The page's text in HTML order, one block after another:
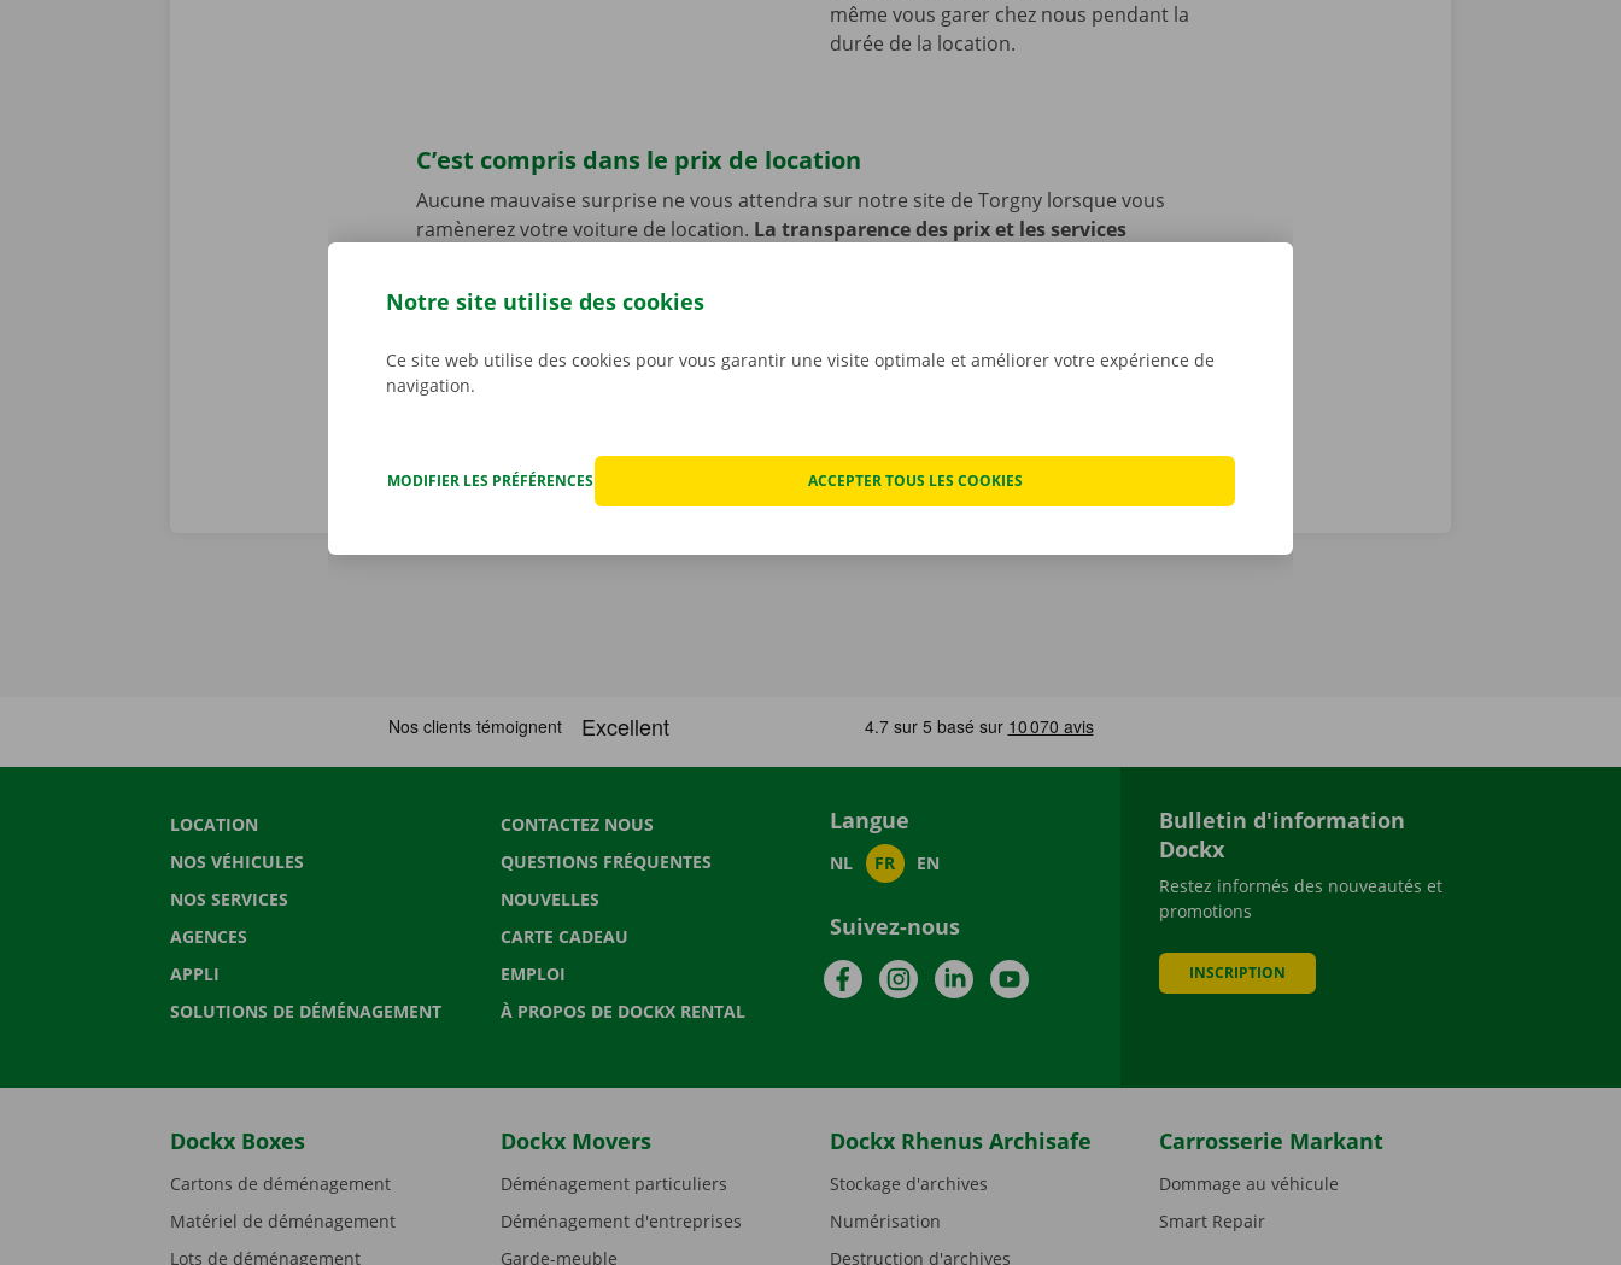
même vous garer chez nous pendant la
durée de la location.
C’est compris dans le prix de location
Aucune mauvaise surprise ne vous attendra sur notre site de Torgny lorsque vous
ramènerez votre voiture de location. La transparence des prix et les services
constatons tout éventuel dégât avant que ne partiez avec la voiture. En cas de
problème technique, vous profitez d’un service de dépannage disponible 24 h/24 et 7
LOCATION
NOS VÉHICULES
NOS SERVICES
AGENCES
APPLI
SOLUTIONS DE DÉMÉNAGEMENT
CONTACTEZ NOUS
QUESTIONS FRÉQUENTES
NOUVELLES
CARTE CADEAU
EMPLOI
À PROPOS DE DOCKX RENTAL
Langue
NL FR EN
Suivez-nous
FacebookInstagramLinkedInYouTube
Bulletin d'information
Dockx
Restez informés des nouveautés et
promotions
INSCRIPTION
Dockx Boxes
Cartons de déménagement
Matériel de déménagement
Lots de déménagement
Dockx Movers
Déménagement particuliers
Déménagement d'entreprises
Garde-meuble
Dockx Rhenus Archisafe
Stockage d'archives
Numérisation
Destruction d'archives
Carrosserie Markant
Dommage au véhicule
Smart Repair
Notre site utilise des cookies
Ce site web utilise des cookies pour vous garantir une visite optimale et améliorer votre expérience de
navigation.
MODIFIER LES PRÉFÉRENCES ACCEPTER TOUS LES COOKIES